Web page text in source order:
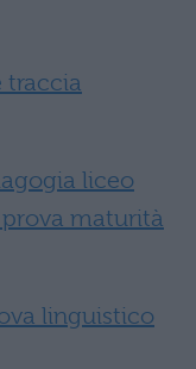
traccia
liceo
maturità
linguistico